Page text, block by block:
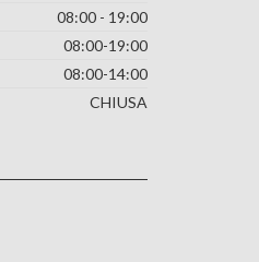
08:00 - 19:00
08:00-19:00
08:00-14:00
CHIUSA